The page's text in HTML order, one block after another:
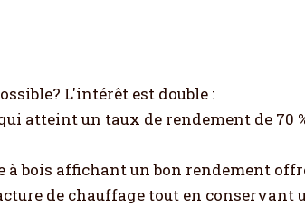
L'intérêt est double :
atteint un taux de rendement de 70
à bois affichant un bon rendement
de chauffage tout en conservant